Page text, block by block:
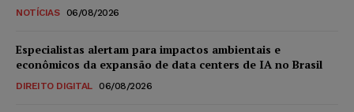
NOTÍCIAS 06/08/2026
Especialistas alertam para impactos ambientais e
econômicos da expansão de data centers de IA no Brasil
DIREITO DIGITAL 06/08/2026